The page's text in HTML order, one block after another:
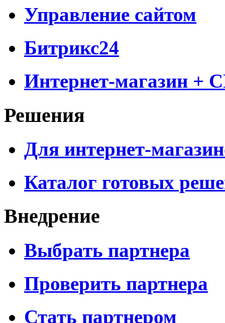
Управление сайтом
Битрикс24
Интернет-магазин +
Решения
Для интернет-
Каталог готовых
Внедрение
Выбрать партнера
Проверить партнера
Стать партнером